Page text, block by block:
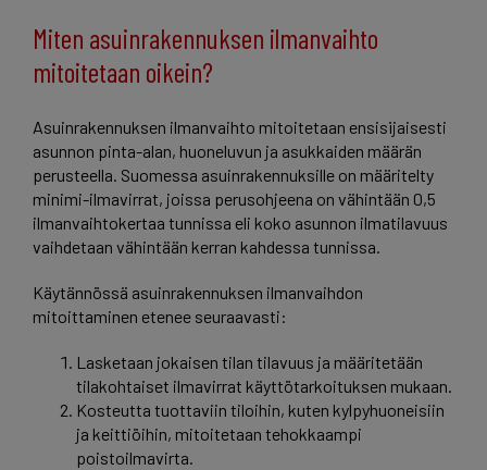
Miten asuinrakennuksen ilmanvaihto
mitoitetaan oikein?
Asuinrakennuksen ilmanvaihto mitoitetaan ensisijaisesti
asunnon pinta-alan, huoneluvun ja asukkaiden määrän
perusteella. Suomessa asuinrakennuksille on määritelty
minimi-ilmavirrat, joissa perusohjeena on vähintään 0,5
ilmanvaihtokertaa tunnissa eli koko asunnon ilmatilavuus
vaihdetaan vähintään kerran kahdessa tunnissa.
Käytännössä asuinrakennuksen ilmanvaihdon
mitoittaminen etenee seuraavasti:
Lasketaan jokaisen tilan tilavuus ja määritetään
tilakohtaiset ilmavirrat käyttötarkoituksen mukaan.
Kosteutta tuottaviin tiloihin, kuten kylpyhuoneisiin
ja keittiöihin, mitoitetaan tehokkaampi
poistoilmavirta.